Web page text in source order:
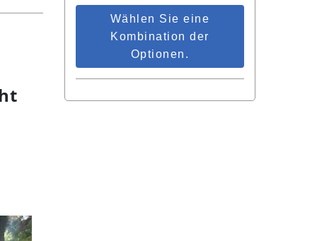
Wählen Sie eine
Kombination der
Optionen.